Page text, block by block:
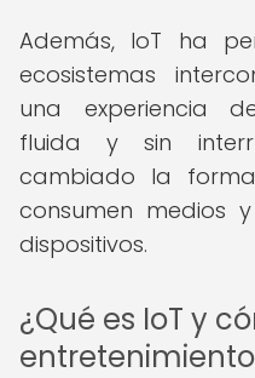
Además, IoT ha
ecosistemas
una experiencia
fluida y sin
cambiado la
consumen medios
dispositivos.
¿Qué es IoT y